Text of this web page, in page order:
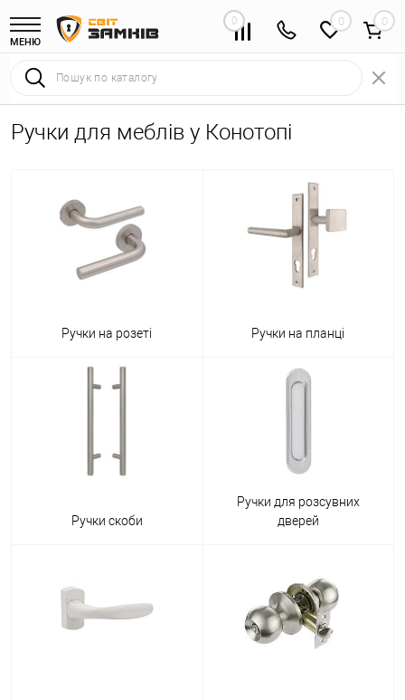
МЕНЮ
0 0
Ручки для меблів у Конотопі
Ручки на розеті Ручки на планці
Ручки скоби
Ручки для розсувних
дверей